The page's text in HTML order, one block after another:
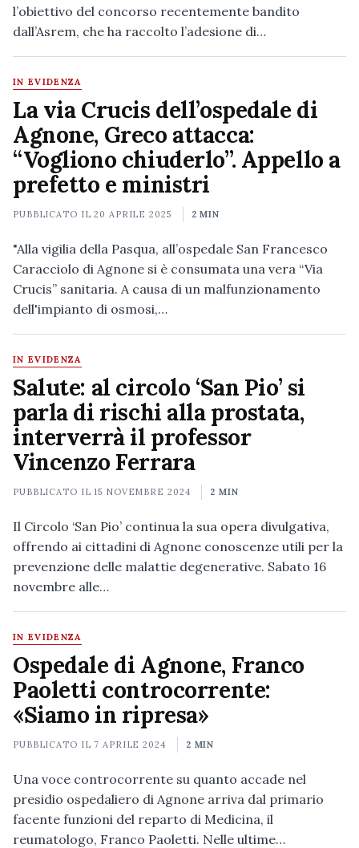
l’obiettivo del concorso recentemente bandito
dall’Asrem, che ha raccolto l’adesione di…
IN EVIDENZA
La via Crucis dell’ospedale di
Agnone, Greco attacca:
“Vogliono chiuderlo”. Appello a
prefetto e ministri
PUBBLICATO IL20 APRILE 2025 2 MIN
"Alla vigilia della Pasqua, all’ospedale San Francesco
Caracciolo di Agnone si è consumata una vera “Via
Crucis” sanitaria. A causa di un malfunzionamento
dell'impianto di osmosi,…
IN EVIDENZA
Salute: al circolo ‘San Pio’ si
parla di rischi alla prostata,
interverrà il professor
Vincenzo Ferrara
PUBBLICATO IL15 NOVEMBRE 2024 2 MIN
Il Circolo ‘San Pio’ continua la sua opera divulgativa,
offrendo ai cittadini di Agnone conoscenze utili per la
prevenzione delle malattie degenerative. Sabato 16
novembre alle…
IN EVIDENZA
Ospedale di Agnone, Franco
Paoletti controcorrente:
«Siamo in ripresa»
PUBBLICATO IL 7 APRILE 2024 2 MIN
Una voce controcorrente su quanto accade nel
presidio ospedaliero di Agnone arriva dal primario
facente funzioni del reparto di Medicina, il
reumatologo, Franco Paoletti. Nelle ultime…